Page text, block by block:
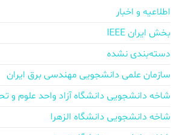
اطلاعیه و اخبار
بخش ایران IEEE
دسته‌بندی نشده
سازمان علمی دانشجویی مهندسی برق ایران
شاخه دانشجویی دانشگاه آزاد واحد علوم و
شاخه دانشجویی دانشگاه الزهرا